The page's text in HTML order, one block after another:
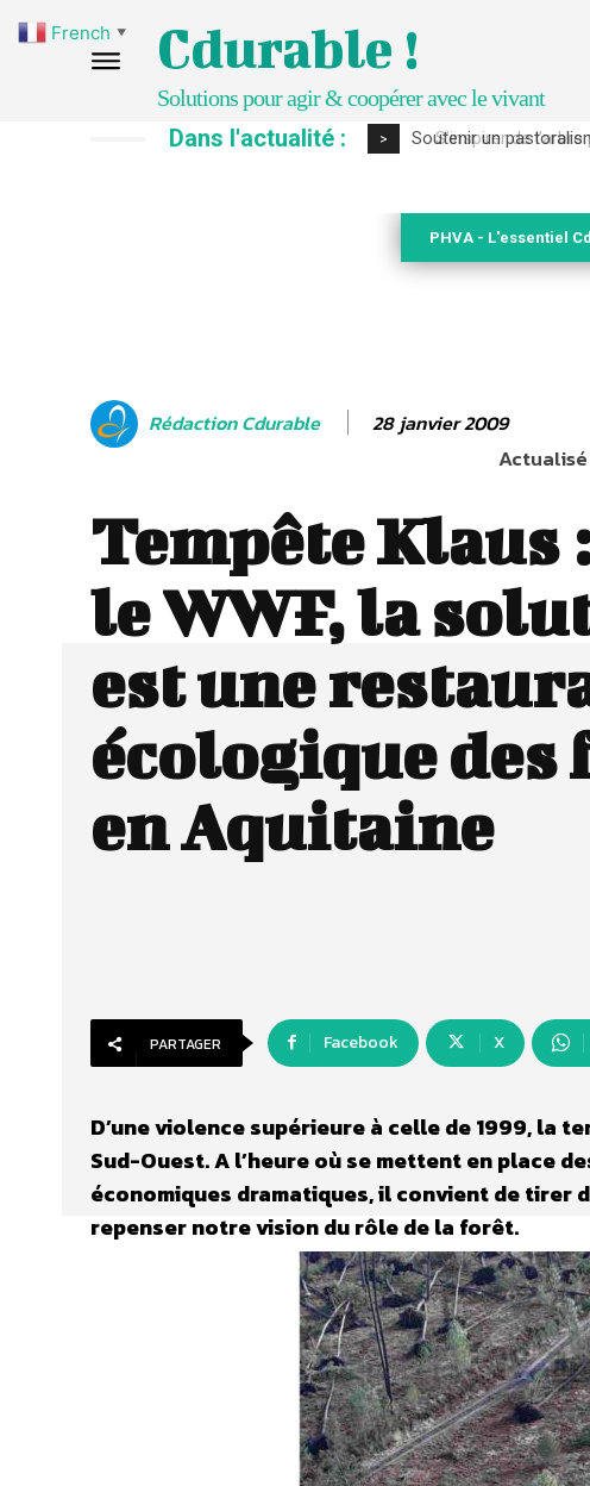
Cdurable !
Solutions pour agir & coopérer avec le vivant
Dans l'actualité : > S’inspirer de l’arbre
PHVA - L'essentiel
Rédaction Cdurable 28 janvier 2009
Tempête Klaus
le WWF, la
est une
écologique des
en Aquitaine
PARTAGER Facebook X
D’une violence supérieure à celle de 1999, la
Sud-Ouest. A l’heure où se mettent en place
économiques dramatiques, il convient de
repenser notre vision du rôle de la forêt.
French ▼